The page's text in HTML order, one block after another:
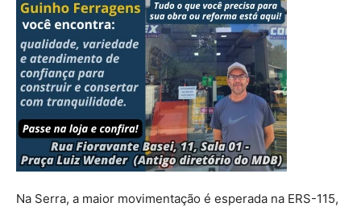
Na Serra, a maior movimentação é esperada na ERS-115,